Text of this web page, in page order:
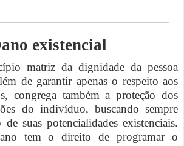
existencial
matriz da dignidade da pessoa
de garantir apenas o respeito aos
congrega também a proteção dos
do indivíduo, buscando sempre
suas potencialidades existenciais.
tem o direito de programar o